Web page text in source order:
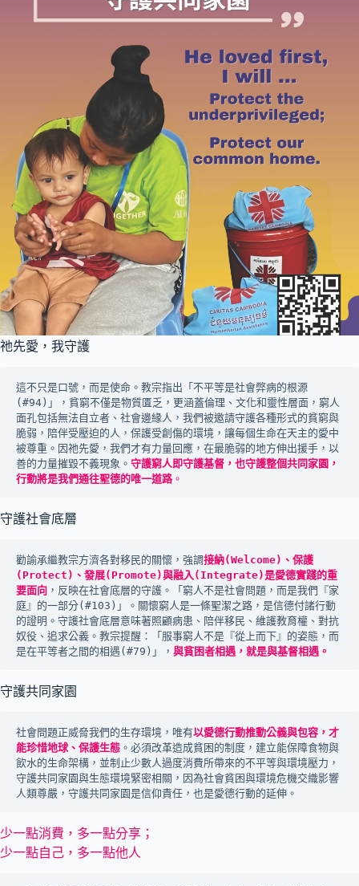
祂先愛，我守護
這不只是口號，而是使命。教宗指出「不平等是社會弊病的根源
(#94)」，貧窮不僅是物質匱乏，更涵蓋倫理、文化和靈性層面，窮人
面孔包括無法自立者、社會邊緣人，我們被邀請守護各種形式的貧窮與
脆弱，陪伴受壓迫的人，保護受創傷的環境，讓每個生命在天主的愛中
被尊重。因祂先愛，我們才有力量回應，在最脆弱的地方伸出援手，以
善的力量摧毀不義現象。 守護窮人即守護基督，也守護整個共同家園，
行動將是我們通往聖德的唯一道路。
守護社會底層
勸諭承繼教宗方濟各對移民的關懷，強調接納(Welcome)、保護
(Protect)、發展(Promote)與融入(Integrate)是愛德實踐的重
要面向 ，反映在社會底層的守護。「窮人不是社會問題，而是我們『家
庭』的一部分(#103)」。關懷窮人是一條聖潔之路，是信德付諸行動
的證明。守護社會底層意味著照顧病患、陪伴移民、維護教育權、對抗
奴役、追求公義。教宗提醒：「服事窮人不是『從上而下』的姿態，而
是在平等者之間的相遇(#79)」， 與貧困者相遇，就是與基督相遇。
守護共同家園
社會問題正威脅我們的生存環境，唯有以愛德行動推動公義與包容，才
能珍惜地球、保護生態 。必須改革造成貧困的制度，建立能保障食物與
飲水的生命架構，並制止少數人過度消費所帶來的不平等與環境壓力，
守護共同家園與生態環境緊密相關，因為社會貧困與環境危機交織影響
人類尊嚴，守護共同家園是信仰責任，也是愛德行動的延伸。
少一點消費，多一點分享；
少一點自己，多一點他人